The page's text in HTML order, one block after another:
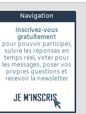
Navigation
Inscrivez-vous
gratuitement
pour pouvoir participer,
suivre les réponses en
temps réel, voter pour
les messages, poser vos
propres questions et
recevoir la newsletter